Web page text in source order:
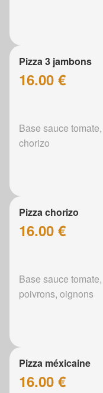
Pizza 3 jambons
16.00 €
Base sauce
chorizo
Pizza chorizo
16.00 €
Base sauce
poivrons, oignons
Pizza méxicaine
16.00 €